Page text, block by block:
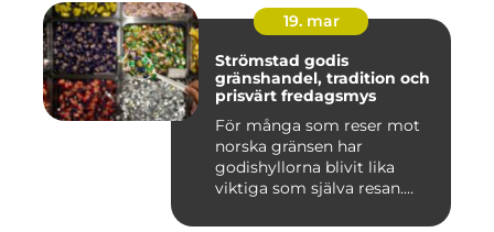
19. mar
Strömstad godis
gränshandel, tradition och
prisvärt fredagsmys
För många som reser mot
norska gränsen har
godishyllorna blivit lika
viktiga som själva resan.